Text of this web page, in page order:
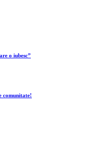
o iubesc”
comunitate!